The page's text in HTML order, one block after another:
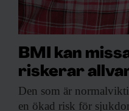
BMI kan
riskerar
Den som är
en ökad risk för